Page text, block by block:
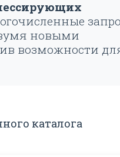
новыми
возможности
каталога